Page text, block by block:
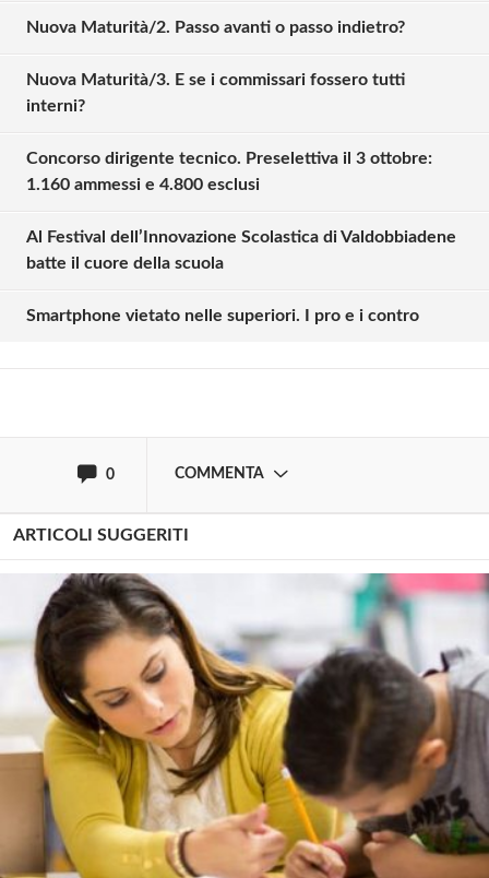
Nuova Maturità/2. Passo avanti o passo indietro?
Nuova Maturità/3. E se i commissari fossero tutti
interni?
Concorso dirigente tecnico. Preselettiva il 3 ottobre:
1.160 ammessi e 4.800 esclusi
Al Festival dell’Innovazione Scolastica di Valdobbiadene
batte il cuore della scuola
Smartphone vietato nelle superiori. I pro e i contro
0 COMMENTA
Solo gli utenti registrati possono
commentare!
Effettua il Login o Registrati
ARTICOLI SUGGERITI